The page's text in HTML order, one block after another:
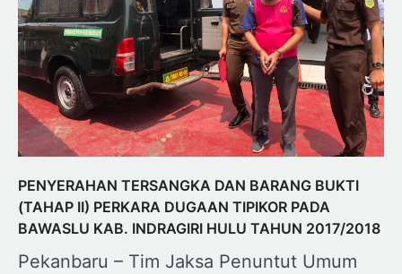
PENYERAHAN TERSANGKA DAN BARANG BUKTI
(TAHAP II) PERKARA DUGAAN TIPIKOR PADA
BAWASLU KAB. INDRAGIRI HULU TAHUN 2017/2018
Pekanbaru – Tim Jaksa Penuntut Umum